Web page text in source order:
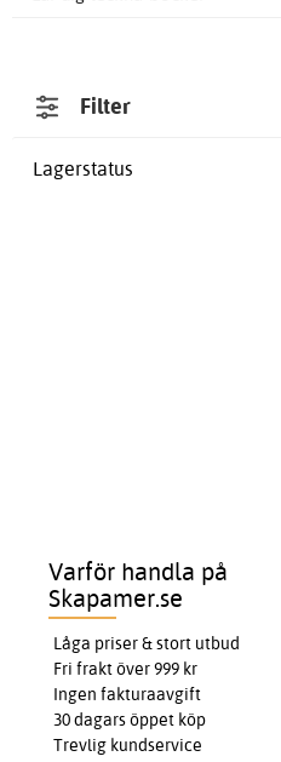
Filter
Lagerstatus
Varför handla på
Skapamer.se
Låga priser & stort utbud
Fri frakt över 999 kr
Ingen fakturaavgift
30 dagars öppet köp
Trevlig kundservice